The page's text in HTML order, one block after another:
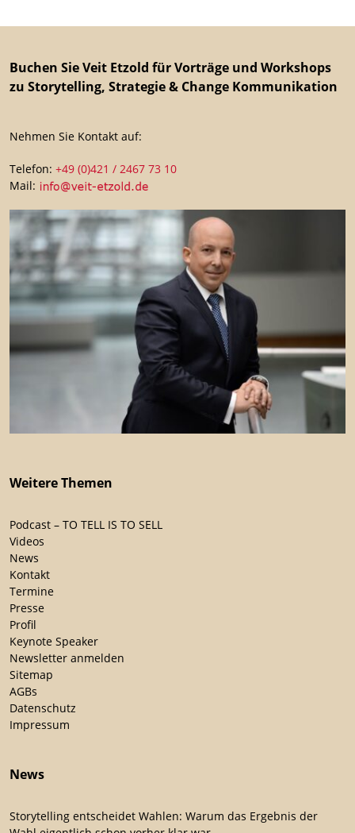
Buchen Sie Veit Etzold für Vorträge und Workshops
zu Storytelling, Strategie & Change Kommunikation
Nehmen Sie Kontakt auf:
Telefon: +49 (0)421 / 2467 73 10
Mail:
Weitere Themen
Podcast – TO TELL IS TO SELL
Videos
News
Kontakt
Termine
Presse
Profil
Keynote Speaker
Newsletter anmelden
Sitemap
AGBs
Datenschutz
Impressum
News
Storytelling entscheidet Wahlen: Warum das Ergebnis der